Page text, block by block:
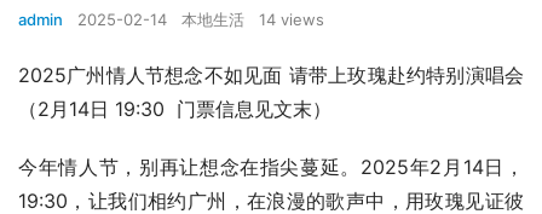
admin 2025-02-14 本地生活 14 views
2025广州情人节想念不如见面 请带上玫瑰赴约特别演唱会
（2月14日 19:30  门票信息见文末）
今年情人节，别再让想念在指尖蔓延。2025年2月14日，
19:30，让我们相约广州，在浪漫的歌声中，用玫瑰见证彼